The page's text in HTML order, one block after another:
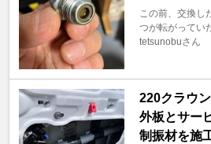
この前、交換し
つが転がってい
tetsunobuさん
220クラウ
外板とサー
制振材を施